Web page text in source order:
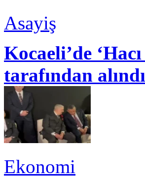
Asayiş
Kocaeli’de
tarafından
Ekonomi